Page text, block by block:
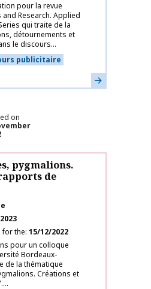
pour la revue
Research. Applied
qui traite de la
détournements et
le discours...
publicitaire
Learn more
on
pygmalions.
de
for the 15/12/2022
pour un colloque
Bordeaux-
de la thématique
Créations et